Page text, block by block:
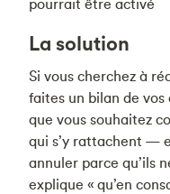
pourrait être activé
La solution
Si vous cherchez à
faites un bilan de
que vous souhaitez
qui s’y rattachent —
annuler parce qu’ils
explique « qu’en